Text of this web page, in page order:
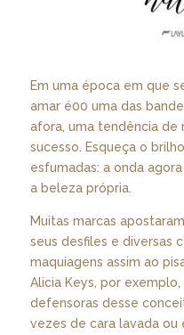
Em uma época em que
amar é00 uma das
afora, uma tendência
sucesso. Esqueça o
esfumadas: a onda
a beleza própria.
Muitas marcas
seus desfiles e diversas
maquiagens assim ao
Alicia Keys, por
defensoras desse
vezes de cara lavada ou